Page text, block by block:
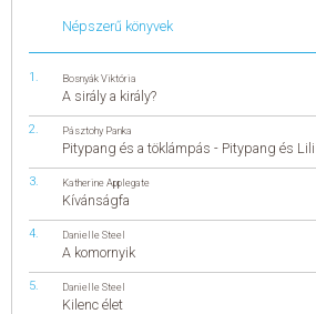
Népszerű könyvek
Bosnyák Viktória
A sirály a király?
Pásztohy Panka
Pitypang és a töklámpás - Pitypang és Lili
Katherine Applegate
Kívánságfa
Danielle Steel
A komornyik
Danielle Steel
Kilenc élet